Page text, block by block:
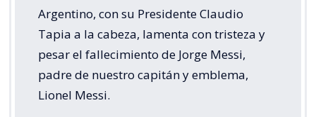
Argentino, con su Presidente Claudio
Tapia a la cabeza, lamenta con tristeza y
pesar el fallecimiento de Jorge Messi,
padre de nuestro capitán y emblema,
Lionel Messi.